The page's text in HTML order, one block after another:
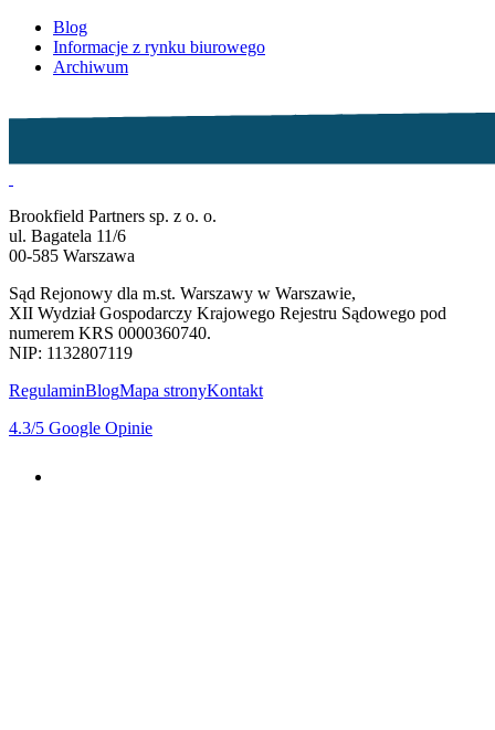
Blog
Informacje z rynku biurowego
Archiwum
Brookfield Partners sp. z o. o.
ul. Bagatela 11/6
00-585 Warszawa
Sąd Rejonowy dla m.st. Warszawy w Warszawie,
XII Wydział Gospodarczy Krajowego Rejestru Sądowego pod
numerem KRS 0000360740.
NIP: 1132807119
RegulaminBlogMapa stronyKontakt
4.3/5 Google Opinie